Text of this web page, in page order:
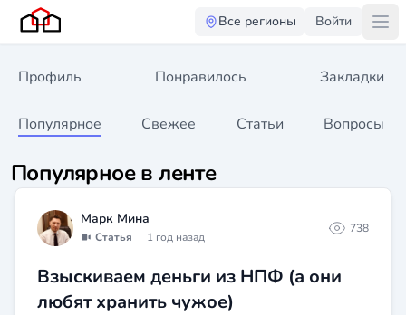
Все регионы Войти
Профиль Понравилось Закладки
Популярное Свежее Статьи Вопросы
Популярное в ленте
Марк Мина
Статья 1 год назад
738
Взыскиваем деньги из НПФ (а они
любят хранить чужое)